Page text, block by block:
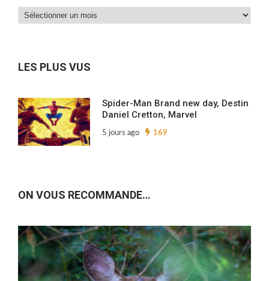
Dans
LES PLUS VUS
Spider-Man Brand new day, Destin
Daniel Cretton, Marvel
5 jours ago 169
ON VOUS RECOMMANDE…